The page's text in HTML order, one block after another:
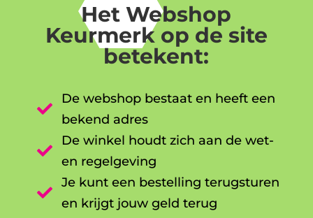
Het Webshop
Keurmerk op de site
betekent:

De webshop bestaat en heeft een
bekend adres

De winkel houdt zich aan de wet-
en regelgeving

Je kunt een bestelling terugsturen
en krijgt jouw geld terug